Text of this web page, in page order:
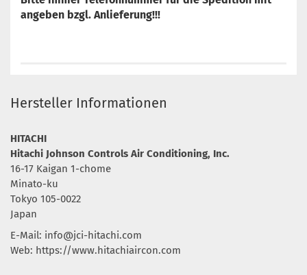
angeben bzgl. Anlieferung!!!
Hersteller Informationen
HITACHI
Hitachi Johnson Controls Air Conditioning, Inc.
16-17 Kaigan 1-chome
Minato-ku
Tokyo 105-0022
Japan
E-Mail: info@jci-hitachi.com
Web: https://www.hitachiaircon.com